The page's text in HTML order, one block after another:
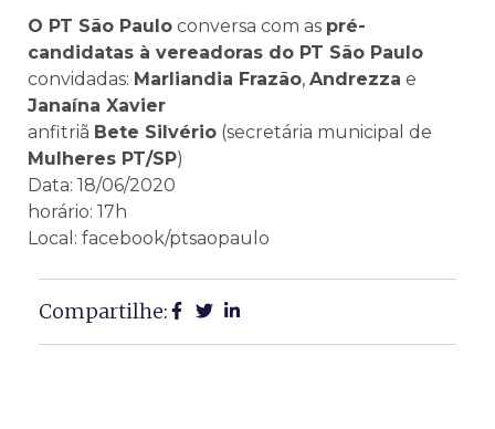
O PT São Paulo conversa com as pré-
candidatas à vereadoras do PT São Paulo
convidadas: Marliandia Frazão, Andrezza e
Janaína Xavier
anfitriã Bete Silvério (secretária municipal de
Mulheres PT/SP)
Data: 18/06/2020
horário: 17h
Local: facebook/ptsaopaulo
Compartilhe: